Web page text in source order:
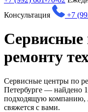
Консультация
+7
Сервисные
ремонту
Сервисные центры по
Петербурге — найдено
подходящую компанию,
свяжется с вами.